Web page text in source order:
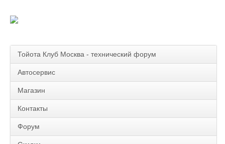
Тойота Клуб Москва - технический форум
Автосервис
Магазин
Контакты
Форум